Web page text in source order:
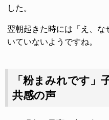
した。
翌朝起きた時には「え、
いていないようですね。
「粉まみれです」
共感の声